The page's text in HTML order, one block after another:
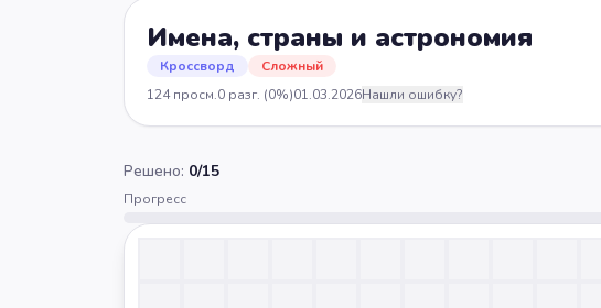
Имена, страны и астрономия
Кроссворд Сложный
124просм.0 разг. (0%)01.03.2026Нашли ошибку?
Решено: 0/15
Прогресс